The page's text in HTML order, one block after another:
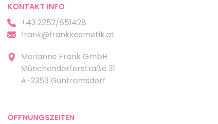
KONTAKT INFO
+43 2252/851428
frank@frankkosmetik.at
Marianne Frank GmbH
Münchendorferstraße 31
A-2353 Guntramsdorf
ÖFFNUNGSZEITEN